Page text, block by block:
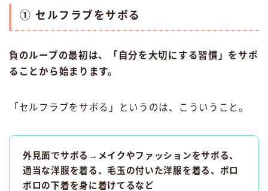
① セルフラブをサボる
負のループの最初は、「自分を大切にする習慣」をサボ
ることから始まります。
「セルフラブをサボる」というのは、こういうこと。
外見面でサボる→メイクやファッションをサボる、
適当な洋服を着る、毛玉の付いた洋服を着る、ボロ
ボロの下着を身に着けてるなど